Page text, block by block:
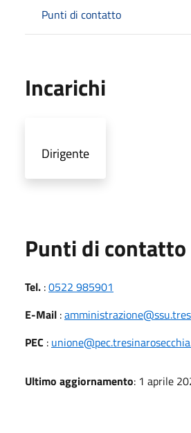
Punti di contatto
Incarichi
Dirigente
Punti di contatto
Tel. :0522 985901
E-Mail :
PEC :
Ultimo aggiornamento: 1 aprile